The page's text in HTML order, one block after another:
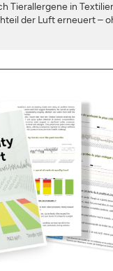
Tierallergene in
der Luft erneuert –